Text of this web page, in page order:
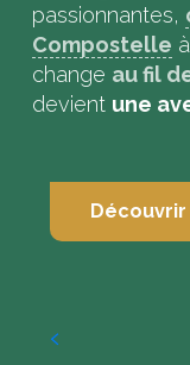
passionnantes,
Compostelle
change au fil
devient une
Musées,